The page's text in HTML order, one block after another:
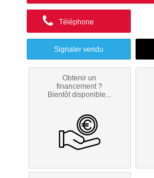
Téléphone
Signaler vendu
Obtenir un
financement ?
Bientôt disponible...